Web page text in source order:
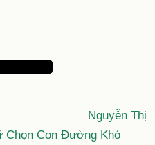
Nguyễn Thị
Con Đường Khó